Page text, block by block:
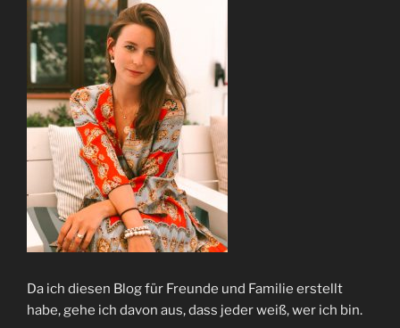
Da ich diesen Blog für Freunde und Familie erstellt
habe, gehe ich davon aus, dass jeder weiß, wer ich bin.